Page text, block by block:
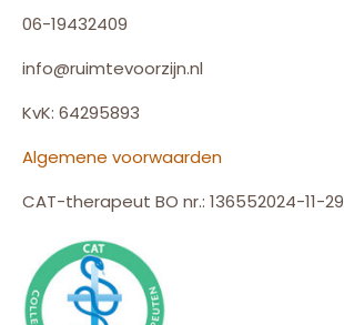
06-19432409
info@ruimtevoorzijn.nl
KvK: 64295893
Algemene voorwaarden
CAT-therapeut BO nr.: 136552024-11-29